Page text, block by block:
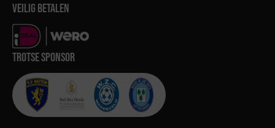
VEILIG BETALEN
TROTSE SPONSOR